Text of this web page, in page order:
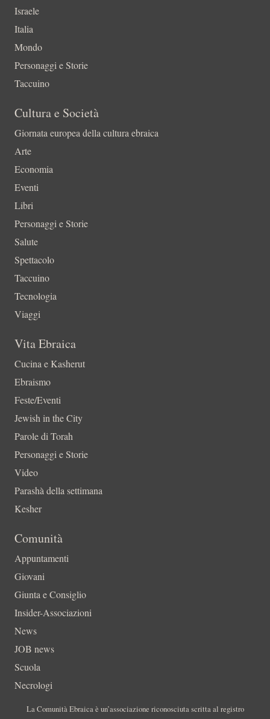
Israele
Italia
Mondo
Personaggi e Storie
Taccuino
Cultura e Società
Giornata europea della cultura ebraica
Arte
Economia
Eventi
Libri
Personaggi e Storie
Salute
Spettacolo
Taccuino
Tecnologia
Viaggi
Vita Ebraica
Cucina e Kasherut
Ebraismo
Feste/Eventi
Jewish in the City
Parole di Torah
Personaggi e Storie
Video
Parashà della settimana
Kesher
Comunità
Appuntamenti
Giovani
Giunta e Consiglio
Insider-Associazioni
News
JOB news
Scuola
Necrologi
La Comunità Ebraica è un’associazione riconosciuta scritta al registro